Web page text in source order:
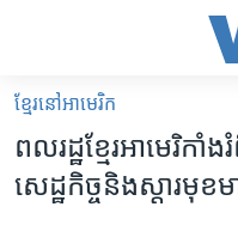
គេហទំព័រ​
ទាក់ទង
និង​
អន្តរជាតិ
ខ្មែរ​នៅ​អាមេរិក
ពលរដ្ឋ​ខ្មែរ​អាមេរិ
សេដ្ឋកិច្ច​និង​ស្តារ​មុខ​